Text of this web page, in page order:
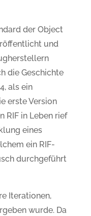
der Object
und
die Geschichte
als ein
erste Version
RIF in Leben rief
eines
ein RIF-
durchgeführt
Iterationen,
wurde. Da